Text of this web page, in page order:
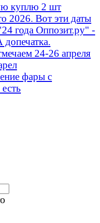
куплю 2 шт
2026. Вот эти даты
года Оппозит.ру" -
24-26 апреля
фары с